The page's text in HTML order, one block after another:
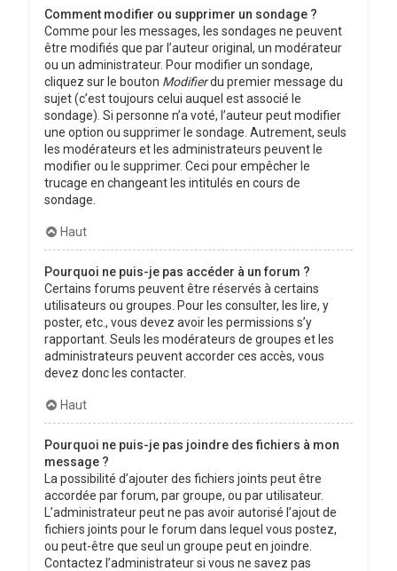
Comment modifier ou supprimer un sondage ?
Comme pour les messages, les sondages ne peuvent
être modifiés que par l’auteur original, un modérateur
ou un administrateur. Pour modifier un sondage,
cliquez sur le bouton Modifierdu premier message du
sujet (c’est toujours celui auquel est associé le
sondage). Si personne n’a voté, l’auteur peut modifier
une option ou supprimer le sondage. Autrement, seuls
les modérateurs et les administrateurs peuvent le
modifier ou le supprimer. Ceci pour empêcher le
trucage en changeant les intitulés en cours de
sondage.
Haut
Pourquoi ne puis-je pas accéder à un forum ?
Certains forums peuvent être réservés à certains
utilisateurs ou groupes. Pour les consulter, les lire, y
poster, etc., vous devez avoir les permissions s’y
rapportant. Seuls les modérateurs de groupes et les
administrateurs peuvent accorder ces accès, vous
devez donc les contacter.
Haut
Pourquoi ne puis-je pas joindre des fichiers à mon
message ?
La possibilité d’ajouter des fichiers joints peut être
accordée par forum, par groupe, ou par utilisateur.
L’administrateur peut ne pas avoir autorisé l’ajout de
fichiers joints pour le forum dans lequel vous postez,
ou peut-être que seul un groupe peut en joindre.
Contactez l’administrateur si vous ne savez pas